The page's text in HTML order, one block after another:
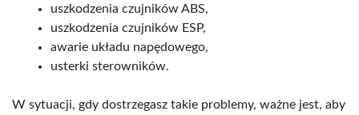
uszkodzenia czujników ABS,
uszkodzenia czujników ESP,
awarie układu napędowego,
usterki sterowników.
W sytuacji, gdy dostrzegasz takie problemy, ważne jest, aby